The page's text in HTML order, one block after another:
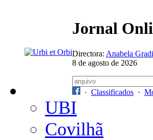
Jornal
Directora: Anabela
8 de agosto de 2026
· Classificados ·
UBI
Covilhã